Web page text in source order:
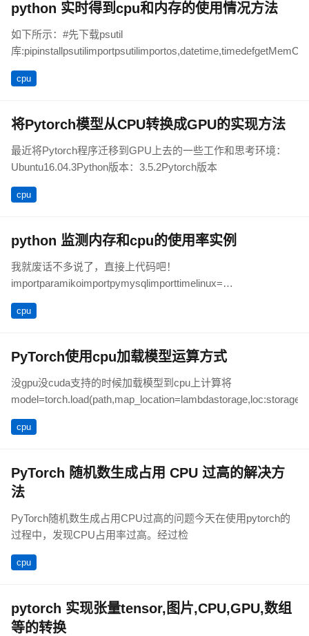
python 实时得到cpu和内存的使用情况方法
如下所示：#先下载psutil
库
cpu
将Pytorch模型从CPU转换成GPU的实现方法
最近将Pytorch程序迁移到GPU上去的一些工作和思考环境：
Ubuntu16.04.3Python版本：3.5.2Pytorch版本
cpu
python 监测内存和cpu的使用率实例
我就废话不多说了，直接上代码吧！
importparamikoimportpymysqlimporttimelinux=
cpu
PyTorch使用cpu加载模型运算方式
没gpu没cuda支持的时候加载模型到cpu上计算将
model=torch.load(path,map_location=lambdastorage,loc:storage.c
cpu
PyTorch 随机数生成占用 CPU 过高的解决方
法
PyTorch随机数生成占用CPU过高的问题今天在使用pytorch的
过程中，发现CPU占用率过高。经过检
cpu
pytorch 实现张量tensor,图片,CPU,GPU,数组
等的转换